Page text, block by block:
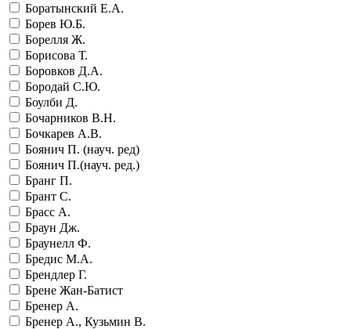
Боратынский Е.А.
Борев Ю.Б.
Борелля Ж.
Борисова Т.
Боровков Д.А.
Бородай С.Ю.
Боулби Д.
Бочарников В.Н.
Бочкарев А.В.
Боянич П. (науч. ред)
Боянич П.(науч. ред.)
Бранг П.
Брант С.
Брасс А.
Браун Дж.
Браунелл Ф.
Бредис М.А.
Брендлер Г.
Брене Жан-Батист
Бренер А.
Бренер А., Кузьмин В.